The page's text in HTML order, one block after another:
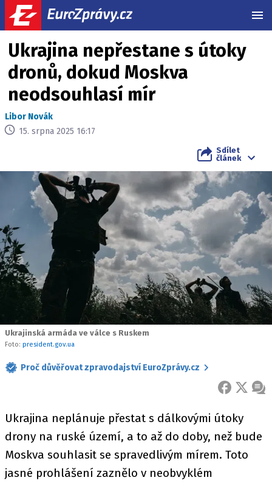
Ukrajina nepřestane s útoky
dronů, dokud Moskva
neodsouhlasí mír
Libor Novák
15. srpna 2025 16:17
Sdílet
článek
Ukrajinská armáda ve válce s Ruskem
Foto: president.gov.ua
Proč důvěřovat zpravodajství EuroZprávy.cz
FACEBOOK
X
Ukrajina neplánuje přestat s dálkovými útoky
drony na ruské území, a to až do doby, než bude
Moskva souhlasit se spravedlivým mírem. Toto
jasné prohlášení zaznělo v neobvyklém